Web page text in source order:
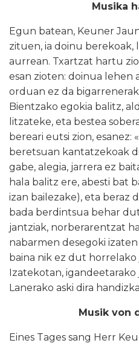
Musika
Egun batean, Keuner
zituen, ia doinu
aurrean. Txartzat hartu
esan zioten: doinua lehen
orduan ez da
Bientzako egokia balitz,
litzateke, eta bestea
bereari eutsi zion, esanez:
beretsuan kantatzekoak
gabe, alegia, jarrera ez
hala balitz ere, abesti bat
izan bailezake), eta beraz
bada berdintsua behar
jantziak, norberarentzat
nabarmen desegoki
baina nik ez dut horrelako
Izatekotan, igandeetarako
Lanerako aski dira
Musik von
Eines Tages sang Herr